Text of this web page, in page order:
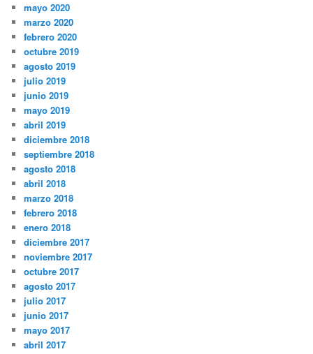
mayo 2020
marzo 2020
febrero 2020
octubre 2019
agosto 2019
julio 2019
junio 2019
mayo 2019
abril 2019
diciembre 2018
septiembre 2018
agosto 2018
abril 2018
marzo 2018
febrero 2018
enero 2018
diciembre 2017
noviembre 2017
octubre 2017
agosto 2017
julio 2017
junio 2017
mayo 2017
abril 2017